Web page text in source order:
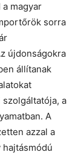
magyar
sorra
újdonságokra
állítanak
a
A
azzal a